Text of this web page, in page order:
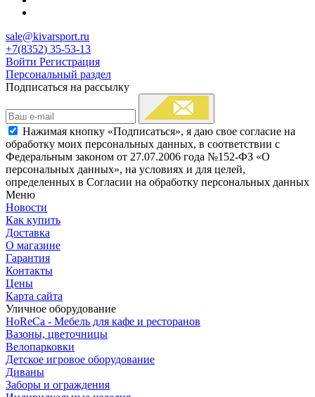
sale@kivarsport.ru
+7(8352) 35-53-13
Войти Регистрация
Персональный раздел
Подписаться на рассылку
Нажимая кнопку «Подписаться», я даю свое согласие на
обработку моих персональных данных, в соответствии с
Федеральным законом от 27.07.2006 года №152-ФЗ «О
персональных данных», на условиях и для целей,
определенных в Согласии на обработку персональных данных
Меню
Новости
Как купить
Доставка
О магазине
Гарантия
Контакты
Цены
Карта сайта
Уличное оборудование
HoReCa - Мебель для кафе и ресторанов
Вазоны, цветочницы
Велопарковки
Детское игровое оборудование
Диваны
Заборы и ограждения